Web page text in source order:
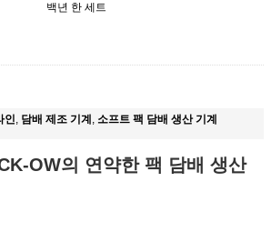
백년 한 세트
인, 담배 제조 기계, 소프트 팩 담배 생산 기계
OW의 연약한 팩 담배 생산